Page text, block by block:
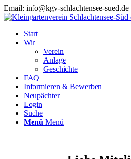
Email: info@kgv-schlachtensee-sued.de
Start
Wir
Verein
Anlage
Geschichte
FAQ
Informieren & Bewerben
Neupächter
Login
Suche
Menü Menü